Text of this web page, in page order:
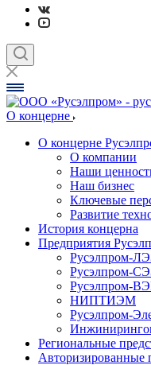
О концерне
О концерне
О компании
Наши
Наш бизнес
Ключевые
Развитие
История концерна
Предприятия
Русэлпром-
Русэлпром-
Русэлпром-
НИПТИЭМ
Русэлпром-
Региональные
Авторизированные